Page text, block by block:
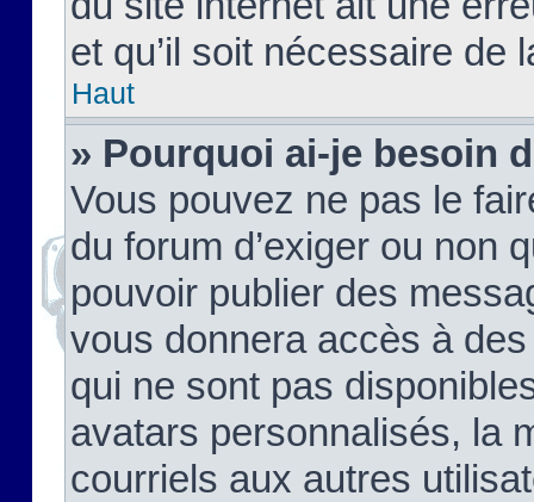
et qu’il soit nécessaire de
Haut
» Pourquoi ai-je besoin
Vous pouvez ne pas le
du forum d’exiger ou non
pouvoir publier des
vous donnera accès à
qui ne sont pas
avatars personnalisés, la
courriels aux autres